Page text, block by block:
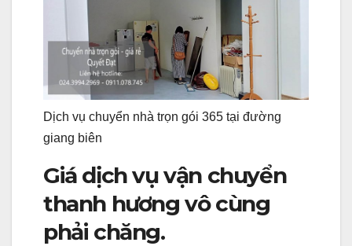
Dịch vụ chuyển nhà trọn gói 365 tại đường
giang biên
Giá dịch vụ vận chuyển
thanh hương vô cùng
phải chăng.